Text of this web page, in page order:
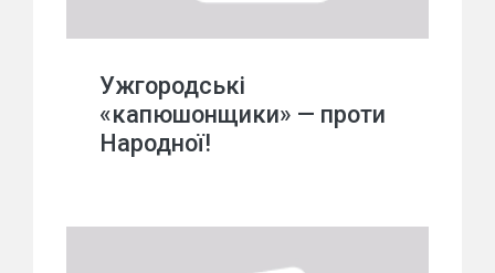
Ужгородські
«капюшонщики» — проти
Народної!